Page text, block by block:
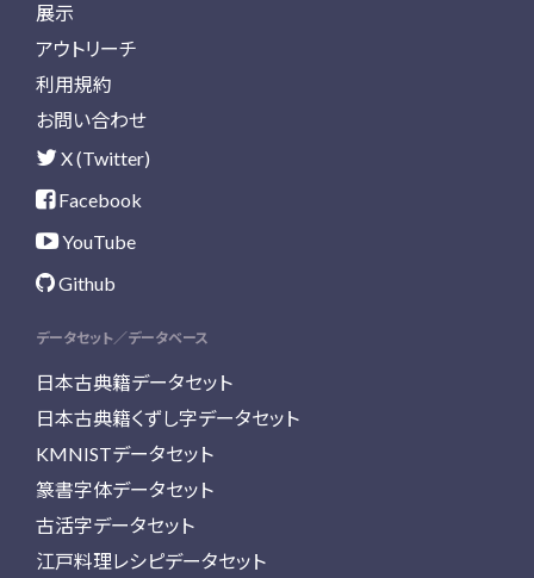
展示
アウトリーチ
利用規約
お問い合わせ
X (Twitter)
Facebook
YouTube
Github
データセット／データベース
日本古典籍データセット
日本古典籍くずし字データセット
KMNISTデータセット
篆書字体データセット
古活字データセット
江戸料理レシピデータセット